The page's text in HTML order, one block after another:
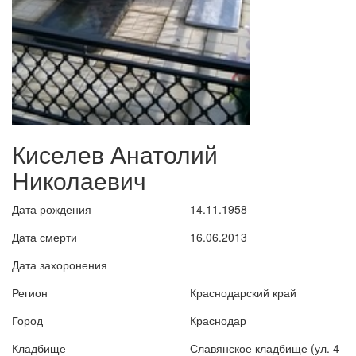
Киселев Анатолий
Николаевич
Дата рождения
14.11.1958
Дата смерти
16.06.2013
Дата захоронения
Регион
Краснодарский край
Город
Краснодар
Кладбище
Славянское кладбище (ул. 4